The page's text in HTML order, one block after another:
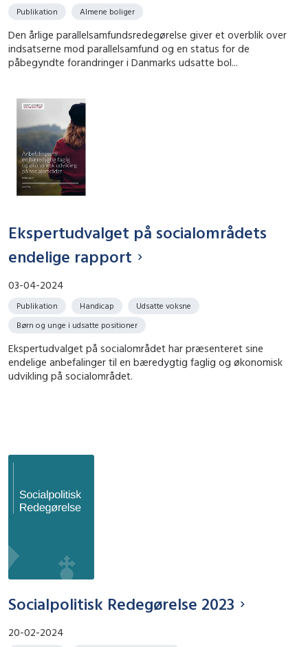
Publikation Almene boliger
Den årlige parallelsamfundsredegørelse giver et overblik over
indsatserne mod parallelsamfund og en status for de
påbegyndte forandringer i Danmarks udsatte bol...
Ekspertudvalget på socialområdets
endelige rapport
03-04-2024
Publikation Handicap
Udsatte voksne
Børn og unge i udsatte positioner
Ekspertudvalget på socialområdet har præsenteret sine
endelige anbefalinger til en bæredygtig faglig og økonomisk
udvikling på socialområdet.
Socialpolitisk Redegørelse 2023
20-02-2024